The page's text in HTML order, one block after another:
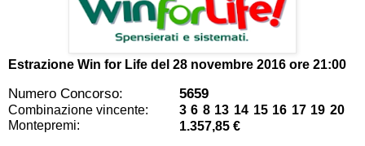
Estrazione Win for Life del 28 novembre 2016 ore 21:00
Numero Concorso: 5659
Combinazione vincente:
3 6 8 13 14 15 16 17 19 20
Montepremi:
1.357,85 €